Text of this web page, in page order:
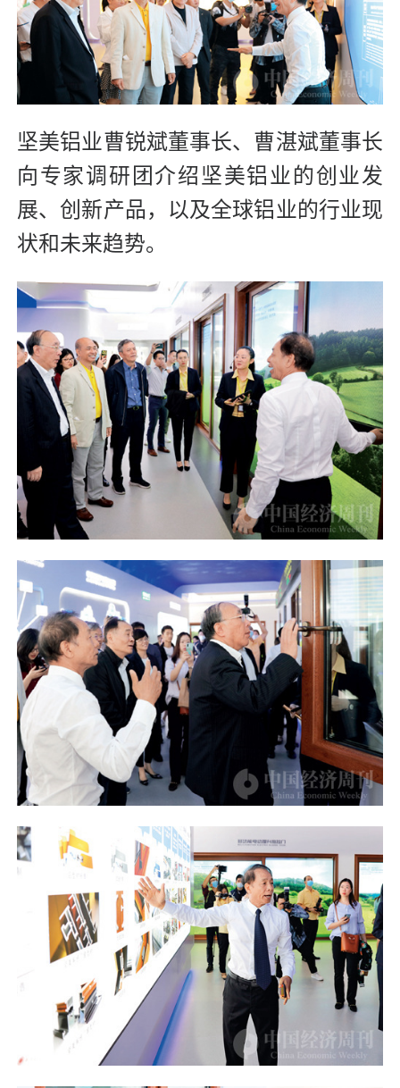
坚美铝业曹锐斌董事长、曹湛斌董事长
向专家调研团介绍坚美铝业的创业发
展、创新产品，以及全球铝业的行业现
状和未来趋势。